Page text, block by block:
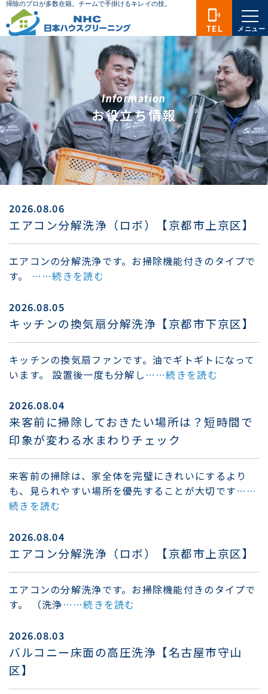
Information
お役立ち情報
2026.08.06
エアコン分解洗浄（ロボ）【京都市上京区】
エアコンの分解洗浄です。お掃除機能付きのタイプで
す。 ……続きを読む
2026.08.05
キッチンの換気扇分解洗浄【京都市下京区】
キッチンの換気扇ファンです。油でギトギトになって
います。 設置後一度も分解し ……続きを読む
2026.08.04
来客前に掃除しておきたい場所は？短時間で
印象が変わる水まわりチェック
来客前の掃除は、家全体を完璧にきれいにするより
も、見られやすい場所を優先することが大切です……
続きを読む
2026.08.04
エアコン分解洗浄（ロボ）【京都市上京区】
エアコンの分解洗浄です。お掃除機能付きのタイプで
す。 （洗浄……続きを読む
2026.08.03
バルコニー床面の高圧洗浄【名古屋市守山
区】
phonelink_ring
TEL メニュー